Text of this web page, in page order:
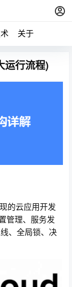
关于
运行流程)
的云应用开发
管理、服务发
、全局锁、决